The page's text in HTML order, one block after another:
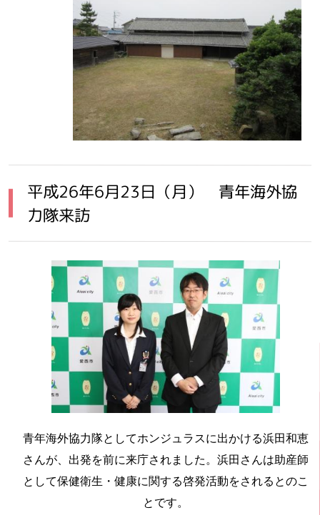
平成26年6月23日（月） 青年海外協
力隊来訪
青年海外協力隊としてホンジュラスに出かける浜田和恵
さんが、出発を前に来庁されました。浜田さんは助産師
として保健衛生・健康に関する啓発活動をされるとのこ
とです。